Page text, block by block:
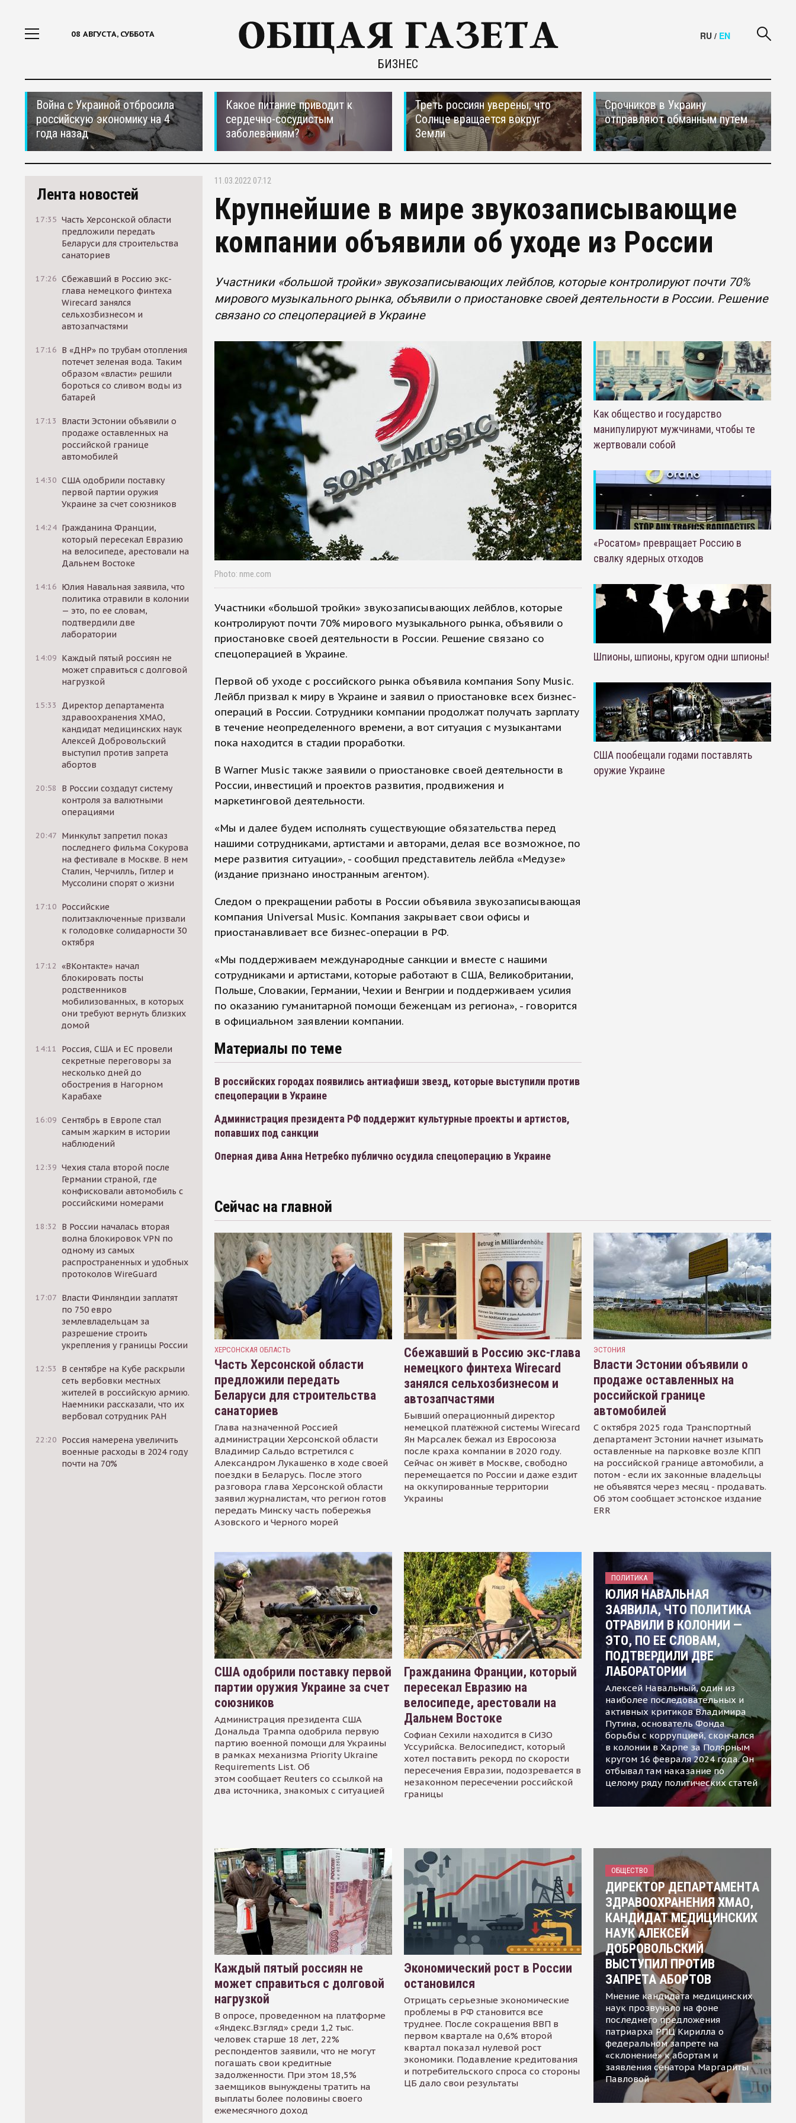
08 АВГУСТА, СУББОТА
БИЗНЕС
RU / EN
Война с Украиной отбросила
российскую экономику на 4
года назад
Какое питание приводит к
сердечно-сосудистым
заболеваниям?
Треть россиян уверены, что
Солнце вращается вокруг
Земли
Срочников в Украину
отправляют обманным путем
Лента новостей
17:35 Часть Херсонской области
предложили передать
Беларуси для строительства
санаториев
17:26 Сбежавший в Россию экс-
глава немецкого финтеха
Wirecard занялся
сельхозбизнесом и
автозапчастями
17:16 В «ДНР» по трубам отопления
потечет зеленая вода. Таким
образом «власти» решили
бороться со сливом воды из
батарей
17:13
Власти Эстонии объявили о
продаже оставленных на
российской границе
автомобилей
14:30 США одобрили поставку
первой партии оружия
Украине за счет союзников
14:24 Гражданина Франции,
который пересекал Евразию
на велосипеде, арестовали на
Дальнем Востоке
14:16 Юлия Навальная заявила, что
политика отравили в колонии
— это, по ее словам,
подтвердили две
лаборатории
14:09 Каждый пятый россиян не
может справиться с долговой
нагрузкой
15:33
Директор департамента
здравоохранения ХМАО,
кандидат медицинских наук
Алексей Добровольский
выступил против запрета
абортов
20:58
В России создадут систему
контроля за валютными
операциями
20:47 Минкульт запретил показ
последнего фильма Сокурова
на фестивале в Москве. В нем
Сталин, Черчилль, Гитлер и
Муссолини спорят о жизни
17:10 Российские
политзаключенные призвали
к голодовке солидарности 30
октября
17:12 «ВКонтакте» начал
блокировать посты
родственников
мобилизованных, в которых
они требуют вернуть близких
домой
14:11
Россия, США и ЕС провели
секретные переговоры за
несколько дней до
обострения в Нагорном
Карабахе
16:09 Сентябрь в Европе стал
самым жарким в истории
наблюдений
12:39 Чехия стала второй после
Германии страной, где
конфисковали автомобиль с
российскими номерами
18:32
В России началась вторая
волна блокировок VPN по
одному из самых
распространенных и удобных
протоколов WireGuard
17:07 Власти Финляндии заплатят
по 750 евро
землевладельцам за
разрешение строить
укрепления у границы России
12:53
В сентябре на Кубе раскрыли
сеть вербовки местных
жителей в российскую армию.
Наемники рассказали, что их
вербовал сотрудник РАН
22:20 Россия намерена увеличить
военные расходы в 2024 году
почти на 70%
11.03.2022 07:12
Крупнейшие в мире звукозаписывающие
компании объявили об уходе из России
Участники «большой тройки» звукозаписывающих лейблов, которые контролируют почти 70%
мирового музыкального рынка, объявили о приостановке своей деятельности в России. Решение
связано со спецоперацией в Украине
Photo: nme.com
Участники «большой тройки» звукозаписывающих лейблов, которые
контролируют почти 70% мирового музыкального рынка, объявили о
приостановке своей деятельности в России. Решение связано со
спецоперацией в Украине.
Первой об уходе с российского рынка объявила компания Sony Music.
Лейбл призвал к миру в Украине и заявил о приостановке всех бизнес-
операций в России. Сотрудники компании продолжат получать зарплату
в течение неопределенного времени, а вот ситуация с музыкантами
пока находится в стадии проработки.
В Warner Music также заявили о приостановке своей деятельности в
России, инвестиций и проектов развития, продвижения и
маркетинговой деятельности.
«Мы и далее будем исполнять существующие обязательства перед
нашими сотрудниками, артистами и авторами, делая все возможное, по
мере развития ситуации», - сообщил представитель лейбла «Медузе»
(издание признано иностранным агентом).
Следом о прекращении работы в России объявила звукозаписывающая
компания Universal Music. Компания закрывает свои офисы и
приостанавливает все бизнес-операции в РФ.
«Мы поддерживаем международные санкции и вместе с нашими
сотрудниками и артистами, которые работают в США, Великобритании,
Польше, Словакии, Германии, Чехии и Венгрии и поддерживаем усилия
по оказанию гуманитарной помощи беженцам из региона», - говорится
в официальном заявлении компании.
Материалы по теме
В российских городах появились антиафиши звезд, которые выступили против
спецоперации в Украине
Администрация президента РФ поддержит культурные проекты и артистов,
попавших под санкции
Оперная дива Анна Нетребко публично осудила спецоперацию в Украине
Как общество и государство
манипулируют мужчинами, чтобы те
жертвовали собой
«Росатом» превращает Россию в
свалку ядерных отходов
Шпионы, шпионы, кругом одни шпионы!
США пообещали годами поставлять
оружие Украине
Сейчас на главной
ХЕРСОНСКАЯ ОБЛАСТЬ
Часть Херсонской области
предложили передать
Беларуси для строительства
санаториев
Глава назначенной Россией
администрации Херсонской области
Владимир Сальдо встретился с
Александром Лукашенко в ходе своей
поездки в Беларусь. После этого
разговора глава Херсонской области
заявил журналистам, что регион готов
передать Минску часть побережья
Азовского и Черного морей
Сбежавший в Россию экс-глава
немецкого финтеха Wirecard
занялся сельхозбизнесом и
автозапчастями
Бывший операционный директор
немецкой платёжной системы Wirecard
Ян Марсалек бежал из Евросоюза
после краха компании в 2020 году.
Сейчас он живёт в Москве, свободно
перемещается по России и даже ездит
на оккупированные территории
Украины
ЭСТОНИЯ
Власти Эстонии объявили о
продаже оставленных на
российской границе
автомобилей
С октября 2025 года Транспортный
департамент Эстонии начнет изымать
оставленные на парковке возле КПП
на российской границе автомобили, а
потом - если их законные владельцы
не объявятся через месяц - продавать.
Об этом сообщает эстонское издание
ERR
США одобрили поставку первой
партии оружия Украине за счет
союзников
Администрация президента США
Дональда Трампа одобрила первую
партию военной помощи для Украины
в рамках механизма Priority Ukraine
Requirements List. Об
этом сообщает Reuters со ссылкой на
два источника, знакомых с ситуацией
Гражданина Франции, который
пересекал Евразию на
велосипеде, арестовали на
Дальнем Востоке
Софиан Сехили находится в СИЗО
Уссурийска. Велосипедист, который
хотел поставить рекорд по скорости
пересечения Евразии, подозревается в
незаконном пересечении российской
границы
ПОЛИТИКА
ЮЛИЯ НАВАЛЬНАЯ
ЗАЯВИЛА, ЧТО ПОЛИТИКА
ОТРАВИЛИ В КОЛОНИИ —
ЭТО, ПО ЕЕ СЛОВАМ,
ПОДТВЕРДИЛИ ДВЕ
ЛАБОРАТОРИИ
Алексей Навальный, один из
наиболее последовательных и
активных критиков Владимира
Путина, основатель Фонда
борьбы с коррупцией, скончался
в колонии в Харпе за Полярным
кругом 16 февраля 2024 года. Он
отбывал там наказание по
целому ряду политических статей
Каждый пятый россиян не
может справиться с долговой
нагрузкой
В опросе, проведенном на платформе
«Яндекс.Взгляд» среди 1,2 тыс.
человек старше 18 лет, 22%
респондентов заявили, что не могут
погашать свои кредитные
задолженности. При этом 18,5%
заемщиков вынуждены тратить на
выплаты более половины своего
ежемесячного доход
Экономический рост в России
остановился
Отрицать серьезные экономические
проблемы в РФ становится все
труднее. После сокращения ВВП в
первом квартале на 0,6% второй
квартал показал нулевой рост
экономики. Подавление кредитования
и потребительского спроса со стороны
ЦБ дало свои результаты
ОБЩЕСТВО
ДИРЕКТОР ДЕПАРТАМЕНТА
ЗДРАВООХРАНЕНИЯ ХМАО,
КАНДИДАТ МЕДИЦИНСКИХ
НАУК АЛЕКСЕЙ
ДОБРОВОЛЬСКИЙ
ВЫСТУПИЛ ПРОТИВ
ЗАПРЕТА АБОРТОВ
Мнение кандидата медицинских
наук прозвучало на фоне
последнего предложения
патриарха РПЦ Кирилла о
федеральном запрете на
«склонение» к абортам и
заявления сенатора Маргариты
Павловой